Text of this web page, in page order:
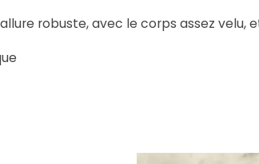
robuste, avec le corps assez